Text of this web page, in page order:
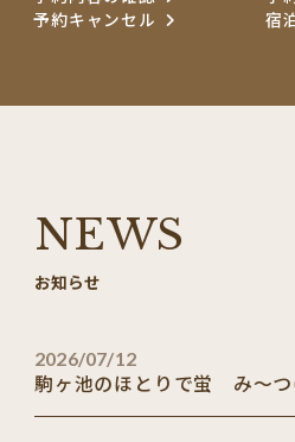
予約キャンセル
宿
NEWS
お知らせ
2026/07/12
駒ヶ池のほとりで蛍 み～つ